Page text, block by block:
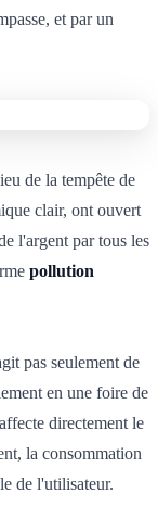
et par un
de la tempête de
clair, ont ouvert
l'argent par tous les
pollution
pas seulement de
en une foire de
directement le
la consommation
de l'utilisateur.